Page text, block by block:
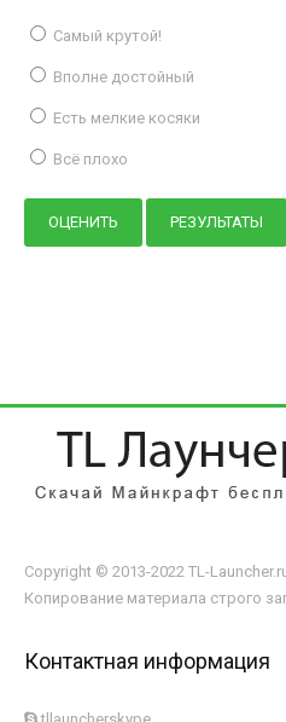
Самый крутой!
Вполне достойный
Есть мелкие косяки
Всё плохо
Copyright © 2013-2022 TL-
Копирование материала строго
Контактная информация